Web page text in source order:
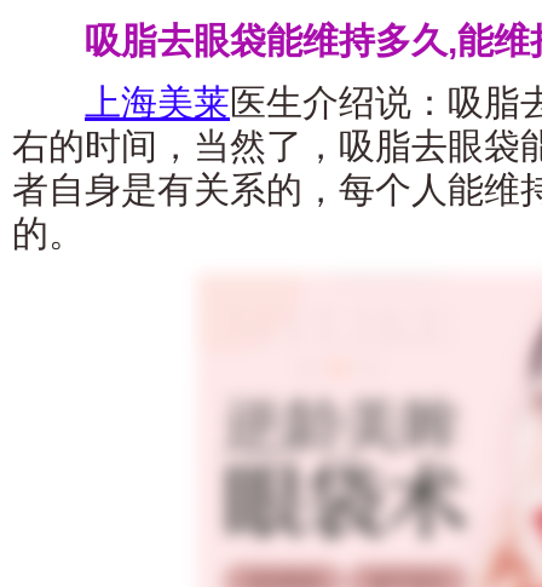
吸脂去眼袋能维持多久,能维
上海美莱医生介绍说：吸脂
右的时间，当然了，吸脂去眼袋
者自身是有关系的，每个人能维
的。